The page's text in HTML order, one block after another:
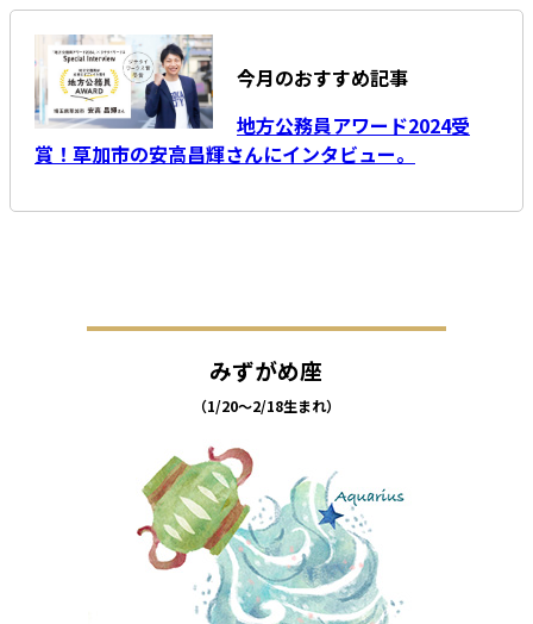
今月のおすすめ記事
地方公務員アワード2024受
賞！草加市の安高昌輝さんにインタビュー。
みずがめ座
（1/20～2/18生まれ）